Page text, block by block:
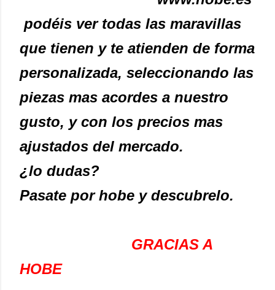
podéis ver todas las maravillas
que tienen y te atienden de forma
personalizada, seleccionando las
piezas mas acordes a nuestro
gusto, y con los precios mas
ajustados del mercado.
¿lo dudas?
Pasate por hobe y descubrelo.
GRACIAS A
HOBE